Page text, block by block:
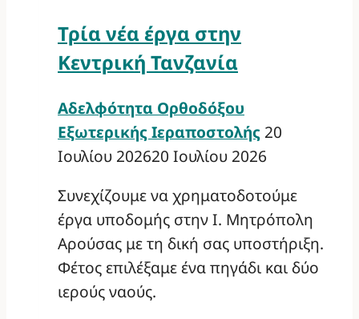
Τρία νέα έργα στην
Κεντρική Τανζανία
Αδελφότητα Ορθοδόξου
Εξωτερικής Ιεραποστολής 20
Ιουλίου 202620 Ιουλίου 2026
Συνεχίζουμε να χρηματοδοτούμε
έργα υποδομής στην Ι. Μητρόπολη
Αρούσας με τη δική σας υποστήριξη.
Φέτος επιλέξαμε ένα πηγάδι και δύο
ιερούς ναούς.